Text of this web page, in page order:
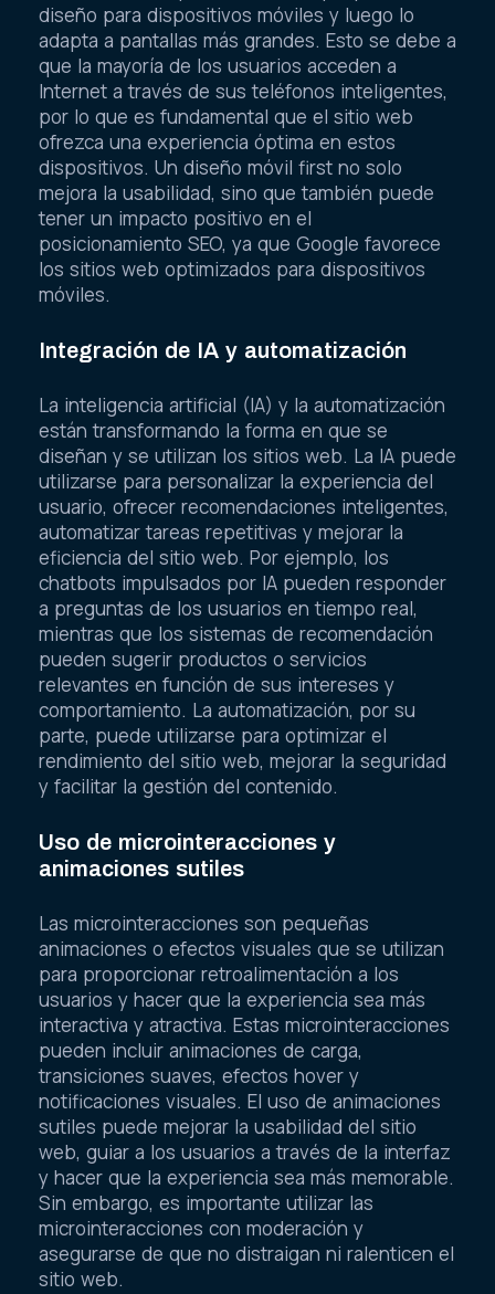
diseño para dispositivos móviles y luego lo
adapta a pantallas más grandes. Esto se debe a
que la mayoría de los usuarios acceden a
Internet a través de sus teléfonos inteligentes,
por lo que es fundamental que el sitio web
ofrezca una experiencia óptima en estos
dispositivos. Un diseño móvil first no solo
mejora la usabilidad, sino que también puede
tener un impacto positivo en el
posicionamiento SEO, ya que Google favorece
los sitios web optimizados para dispositivos
móviles.
Integración de IA y automatización
La inteligencia artificial (IA) y la automatización
están transformando la forma en que se
diseñan y se utilizan los sitios web. La IA puede
utilizarse para personalizar la experiencia del
usuario, ofrecer recomendaciones inteligentes,
automatizar tareas repetitivas y mejorar la
eficiencia del sitio web. Por ejemplo, los
chatbots impulsados por IA pueden responder
a preguntas de los usuarios en tiempo real,
mientras que los sistemas de recomendación
pueden sugerir productos o servicios
relevantes en función de sus intereses y
comportamiento. La automatización, por su
parte, puede utilizarse para optimizar el
rendimiento del sitio web, mejorar la seguridad
y facilitar la gestión del contenido.
Uso de microinteracciones y
animaciones sutiles
Las microinteracciones son pequeñas
animaciones o efectos visuales que se utilizan
para proporcionar retroalimentación a los
usuarios y hacer que la experiencia sea más
interactiva y atractiva. Estas microinteracciones
pueden incluir animaciones de carga,
transiciones suaves, efectos hover y
notificaciones visuales. El uso de animaciones
sutiles puede mejorar la usabilidad del sitio
web, guiar a los usuarios a través de la interfaz
y hacer que la experiencia sea más memorable.
Sin embargo, es importante utilizar las
microinteracciones con moderación y
asegurarse de que no distraigan ni ralenticen el
sitio web.